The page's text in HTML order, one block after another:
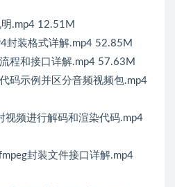
.mp4 12.51M
封装格式详解.mp4 52.85M
程和接口详解.mp4 57.63M
码示例并区分音频视频包.mp4
视频进行解码和渲染代码.mp4
封装文件接口详解.mp4